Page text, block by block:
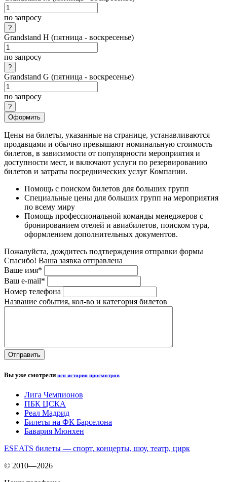
по запросу
Grandstand H (пятница - воскресенье)
по запросу
Grandstand G (пятница - воскресенье)
по запросу
Оформить
Цены на билеты, указанные на странице, устанавливаются
продавцами и обычно превышают номинальную стоимость
билетов, в зависимости от популярности мероприятия и
доступности мест, и включают услуги по резервированию
билетов и затраты посреднических услуг Компании.
Помощь с поиском билетов для больших групп
Специальные цены для больших групп на мероприятия
по всему миру
Помощь профессиональной команды менеджеров с
бронированием отелей и авиабилетов, поиском тура,
оформлением дополнительных документов.
Пожалуйста, дождитесь подтверждения отправки формы
Спасибо! Ваша заявка отправлена
Ваше имя*
Ваш e-mail*
Номер телефона
Название события, кол-во и категория билетов
Вы уже смотрели вся история просмотров
Лига Чемпионов
ПБК ЦСКА
Реал Мадрид
Билеты на ФК Барселона
Бавария Мюнхен
ESEATS билеты — спорт, концерты, шоу, театр, цирк
© 2010—2026